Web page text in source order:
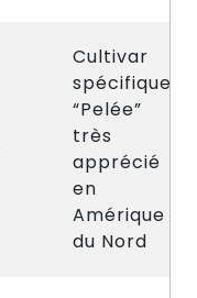
Cultivar
spécifique
“Pelée”
très
apprécié
en
Amérique
du Nord